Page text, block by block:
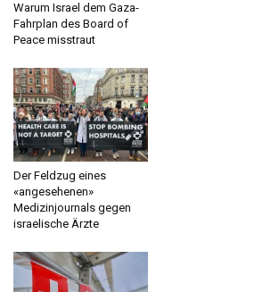
Warum Israel dem Gaza-
Fahrplan des Board of
Peace misstraut
Der Feldzug eines
«angesehenen»
Medizinjournals gegen
israelische Ärzte